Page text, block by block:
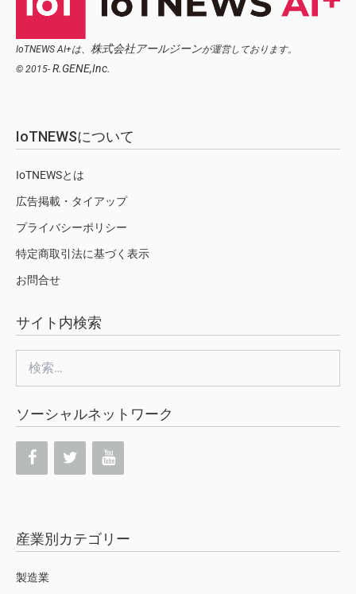
IoTNEWS AI+は、 株式会社アールジーンが運営しております。
© 2015- R.GENE,Inc.
IoTNEWSについて
IoTNEWSとは
広告掲載・タイアップ
プライバシーポリシー
特定商取引法に基づく表示
お問合せ
サイト内検索
索:
ソーシャルネットワーク
産業別カテゴリー
製造業